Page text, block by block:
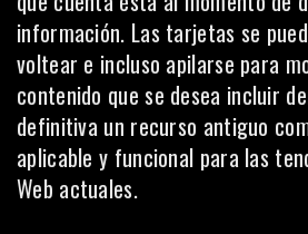
información. Las tarjetas se
voltear e incluso apilarse para
contenido que se desea incluir
definitiva un recurso antiguo
aplicable y funcional para las
Web actuales.